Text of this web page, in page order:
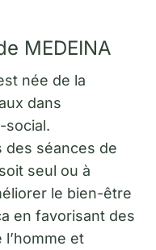
MEDEINA
née de la
dans
social.
des séances de
seul ou à
le bien-être
en favorisant des
et